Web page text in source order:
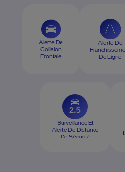
Alerte De
Collision
Frontale
Alerte De
De Ligne
Surveillance Et
Alerte De Distance
De Sécurité